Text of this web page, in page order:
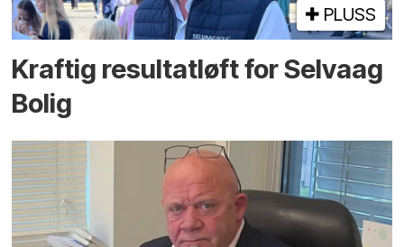
PLUSS
Kraftig resultatløft for Selvaag
Bolig